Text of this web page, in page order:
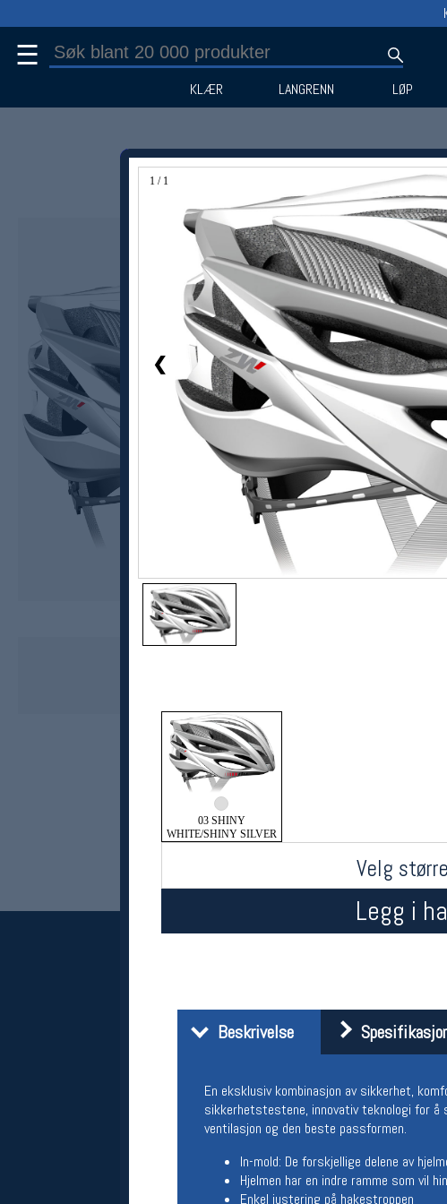
1 / 1
❮
03 SHINY
WHITE/SHINY SILVER
Velg
Legg i
Beskrivelse
En eksklusiv kombinasjon av sikkerhet,
sikkerhetstestene, innovativ teknologi for
ventilasjon og den beste passformen.
In-mold: De forskjellige delene av
Hjelmen har en indre ramme som vil
Enkel justering på hakestroppen
☰
KLÆR LANGRENN LØP
Medlem -40%
RH+
Her finner du oss
Oslo Sportslager
Telefon: 23 32 62 00
(telefontid man-fredag klokken 10-13)
Vis i kart
Kontakt oss